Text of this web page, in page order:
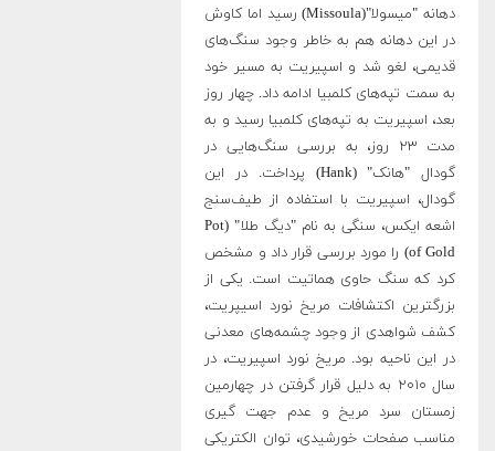
دهانه "میسولا"(Missoula) رسید اما کاوش
در این دهانه هم به خاطر وجود سنگ‌های
قدیمی، لغو شد و اسپیریت به مسیر خود
به سمت تپه‌های کلمبیا ادامه داد. چهار روز
بعد، اسپیریت به تپه‌های کلمبیا رسید و به
مدت ۲۳ روز، به بررسی سنگ‌هایی در
گودال "هانک" (Hank) پرداخت. در این
گودال، اسپیریت با استفاده از طیف‌سنج
اشعه ایکس، سنگی به نام "دیگ طلا" (Pot
of Gold) را مورد بررسی قرار داد و مشخص
کرد که سنگ حاوی هماتیت است. یکی از
بزرگترین اکتشافات مریخ نورد اسیپریت،
کشف شواهدی از وجود چشمه‌های معدنی
در این ناحیه بود. مریخ نورد اسپیریت، در
سال ۲۰۱۰ به دلیل قرار گرفتن در چهارمین
زمستان سرد مریخ و عدم جهت گیری
مناسب صفحات خورشیدی، توان الکتریکی